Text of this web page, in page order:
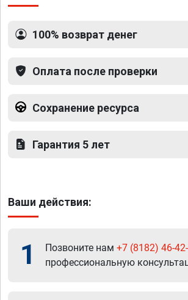
100% возврат денег
Оплата после проверки
Сохранение ресурса
Гарантия 5 лет
Ваши действия:
1 Позвоните нам +7 (8182) 46-
профессиональную